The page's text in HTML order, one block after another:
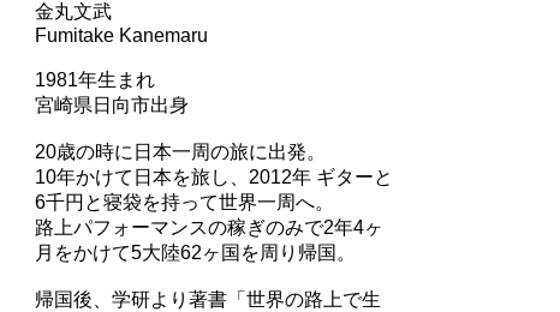
金丸文武
Fumitake Kanemaru
1981年生まれ
宮崎県日向市出身
20歳の時に日本一周の旅に出発。
10年かけて日本を旅し、2012年 ギターと
6千円と寝袋を持って世界一周へ。
路上パフォーマンスの稼ぎのみで2年4ヶ
月をかけて5大陸62ヶ国を周り帰国。
帰国後、学研より著書「世界の路上で生